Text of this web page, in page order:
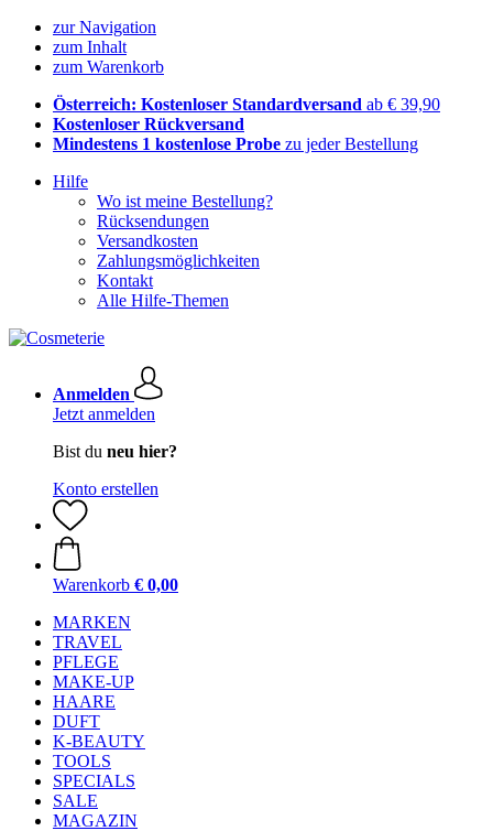
zur Navigation
zum Inhalt
zum Warenkorb
Österreich: Kostenloser Standardversand ab € 39,90
Kostenloser Rückversand
Mindestens 1 kostenlose Probe zu jeder Bestellung
Hilfe
Wo ist meine Bestellung?
Rücksendungen
Versandkosten
Zahlungsmöglichkeiten
Kontakt
Alle Hilfe-Themen
Anmelden
Jetzt anmelden
Bist du neu hier?
Konto erstellen
Warenkorb € 0,00
MARKEN
TRAVEL
PFLEGE
MAKE-UP
HAARE
DUFT
K-BEAUTY
TOOLS
SPECIALS
SALE
MAGAZIN